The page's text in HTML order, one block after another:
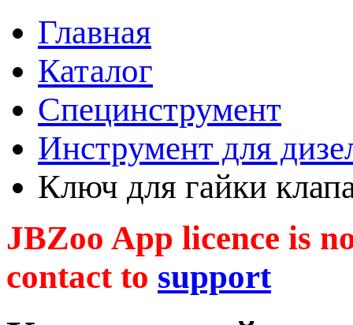
Главная
Каталог
Специнструмент
Инструмент для
Ключ для гайки
JBZoo App licence is
contact to support